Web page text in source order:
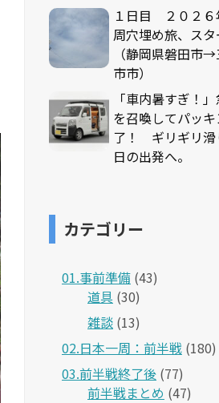
１日目 ２０２６
周穴埋め旅、スタ
（静岡県磐田市
市市）
「車内暑すぎ！
を召喚してパッ
了！ ギリギリ滑
日の出発へ。
カテゴリー
01.事前準備 (43)
道具 (30)
雑談 (13)
02.日本一周：前半戦 (180)
03.前半戦終了後 (77)
前半戦まとめ (47)